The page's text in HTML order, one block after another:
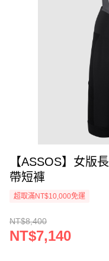
【ASSOS】女版
帶短褲
超取滿NT$10,000免運
NT$8,400
NT$7,140